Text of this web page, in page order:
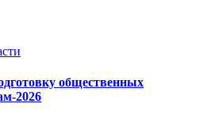
общественных
2026